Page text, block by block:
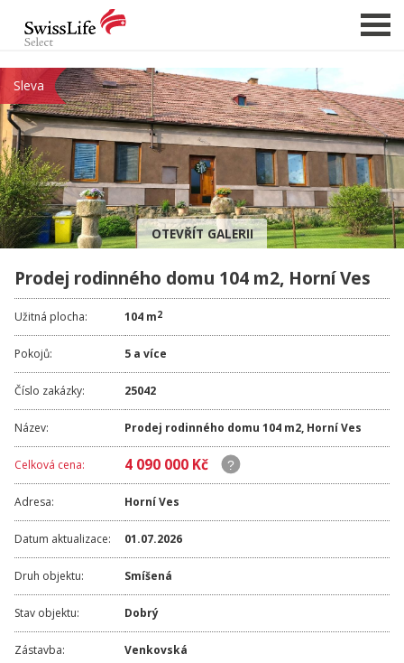
NABÍDKA NEMOVITOSTÍ
CHCI PRODAT / PRONAJMOUT
HLÍDAT NOVÉ NABÍDKY
CHCI OCENIT NEMOVITOST
O NÁS
REFERENCE
SLUŽBY
KARIÉRA
FINANCOVÁNÍ / HYPOTÉKA
KONTAKT
Sleva
OTEVŘÍT GALERII
Prodej rodinného domu 104 m2, Horní Ves
Užitná plocha: 104 m2
Pokojů: 5 a více
Číslo zakázky: 25042
Název: Prodej rodinného domu 104 m2, Horní Ves
Celková cena: 4 090 000 Kč
Adresa: Horní Ves
Datum aktualizace: 01.07.2026
Druh objektu: Smíšená
Stav objektu: Dobrý
Zástavba: Venkovská